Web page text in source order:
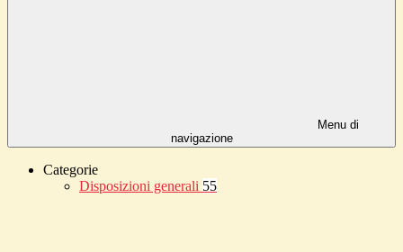
Menu di
navigazione
Categorie
Disposizioni generali 55